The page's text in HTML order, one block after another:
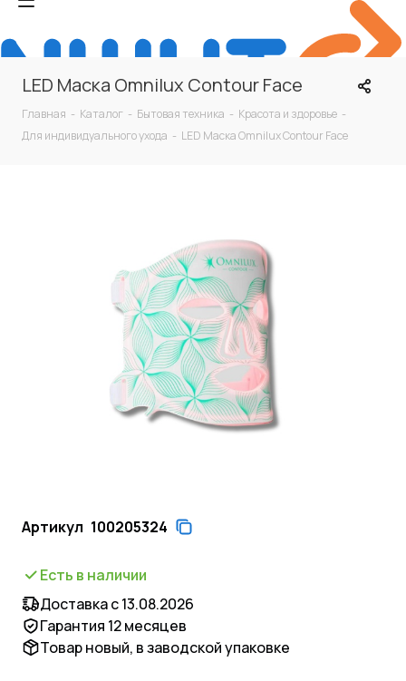
LED Маска Omnilux Contour Face
Главная - Каталог - Бытовая техника - Красота и здоровье -
Для индивидуального ухода - LED Маска Omnilux Contour Face
Артикул 100205324
Есть в наличии
Доставка с 13.08.2026
Гарантия 12 месяцев
Товар новый, в заводской упаковке